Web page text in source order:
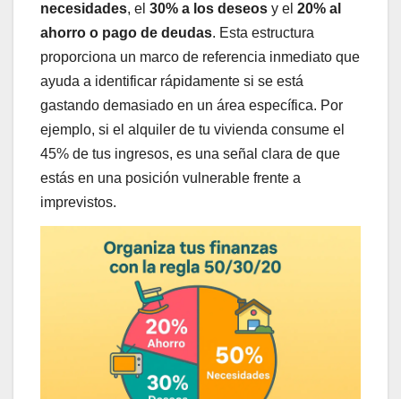
necesidades, el 30% a los deseos y el 20% al
ahorro o pago de deudas. Esta estructura
proporciona un marco de referencia inmediato que
ayuda a identificar rápidamente si se está
gastando demasiado en un área específica. Por
ejemplo, si el alquiler de tu vivienda consume el
45% de tus ingresos, es una señal clara de que
estás en una posición vulnerable frente a
imprevistos.